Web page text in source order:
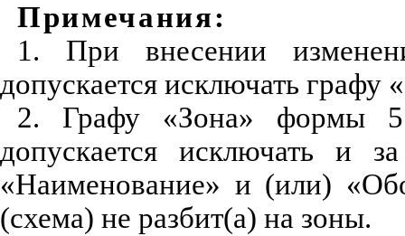
Примечания:
1. При внесении
допускается исключать
2. Графу «Зона» формы
допускается исключать и
«Наименование» и (или)
(схема) не разбит(а) на зоны.